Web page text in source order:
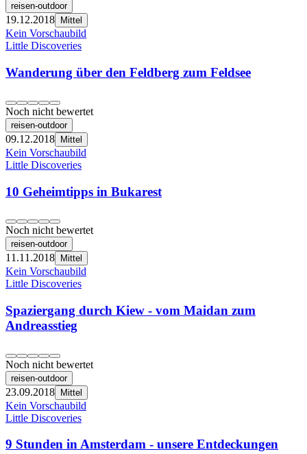
reisen-outdoor
19.12.2018 Mittel
Kein Vorschaubild
Little Discoveries
Wanderung über den Feldberg zum Feldsee
Noch nicht bewertet
reisen-outdoor
09.12.2018 Mittel
Kein Vorschaubild
Little Discoveries
10 Geheimtipps in Bukarest
Noch nicht bewertet
reisen-outdoor
11.11.2018 Mittel
Kein Vorschaubild
Little Discoveries
Spaziergang durch Kiew - vom Maidan zum
Andreasstieg
Noch nicht bewertet
reisen-outdoor
23.09.2018 Mittel
Kein Vorschaubild
Little Discoveries
9 Stunden in Amsterdam - unsere Entdeckungen